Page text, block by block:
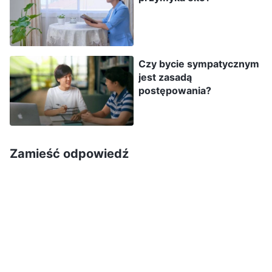
przymknąć na to oko, poczujesz się winny,
ogarnie cię niepokój i powiesz sobie: »Nie mogę
wstać i coś powiedzieć, muszę wziąć na siebie
odpowiedzialność, muszę ujawnić to złe
postępowanie, muszę to zatrzymać, by interesy
domu Bożego nie ucierpiały i by życie kościoła
nie zostało zakłócone«. Jeżeli prawda stała się
Czy bycie sympatycznym
jest zasadą
postępowania?
Zamieść odpowiedź